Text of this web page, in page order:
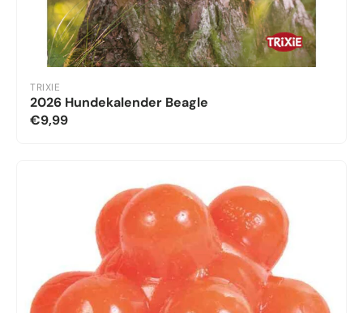
TRIXIE
2026 Hundekalender Beagle
€9,99